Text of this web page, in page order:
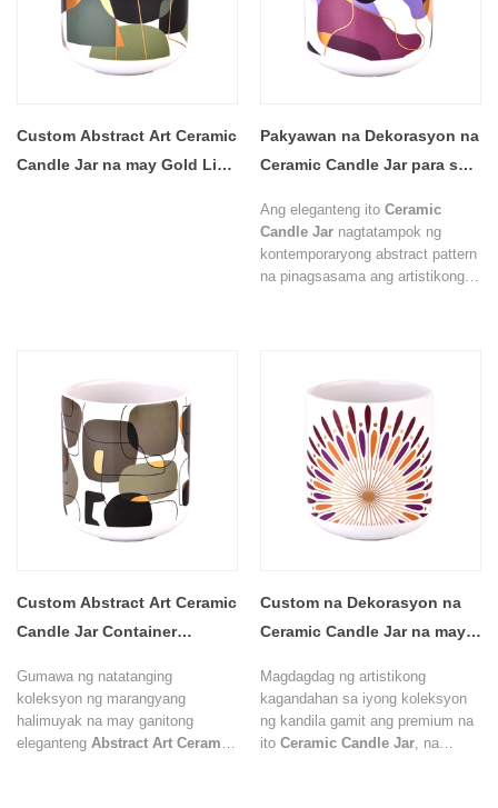
nakikitang halaga ng mga
marangyang mabangong kandila.
statement na inspirasyon ng mga
kontemporaryong interior design
Custom Abstract Art Ceramic
Candle Jar na may Gold Line
Pakyawan na Dekorasyon na
Ceramic Candle Jar para sa
Bahay
Ang eleganteng ito Ceramic
Candle Jar nagtatampok ng
kontemporaryong abstract pattern
na pinagsasama ang artistikong
tones, ang decorative surface ay
lumilikha ng kakaibang visual
identity na nagpapaganda ng
product presentation at brand
Custom Abstract Art Ceramic
Candle Jar Container
Gumawa ng natatanging
koleksyon ng marangyang
halimuyak na may ganitong
eleganteng Abstract Art Ceramic
Custom na Dekorasyon na
Ceramic Candle Jar na may
Pattern
Magdagdag ng artistikong
kagandahan sa iyong koleksyon
ng kandila gamit ang premium na
ito Ceramic Candle Jar, na